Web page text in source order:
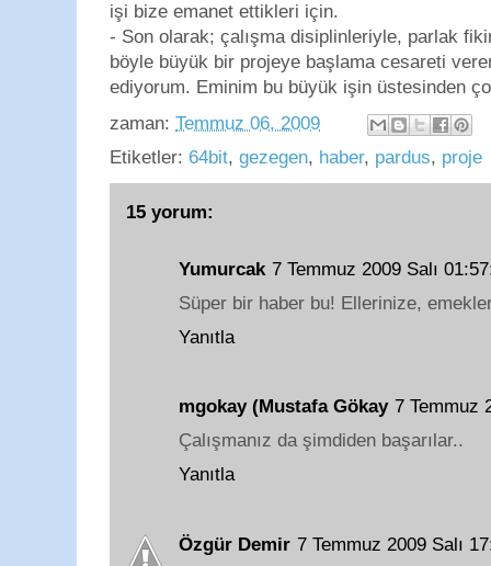
işi bize emanet ettikleri için.
- Son olarak; çalışma disiplinleriyle, parlak
böyle büyük bir projeye başlama cesareti
ediyorum. Eminim bu büyük işin üstesinden
zaman: Temmuz 06, 2009
Etiketler: 64bit, gezegen, haber, pardus, proje
15 yorum:
Yumurcak 7 Temmuz 2009 Salı
Süper bir haber bu! Ellerinize,
Yanıtla
mgokay (Mustafa Gökay 7 Temmuz
Çalışmanız da şimdiden başarılar..
Yanıtla
Özgür Demir 7 Temmuz 2009 Salı